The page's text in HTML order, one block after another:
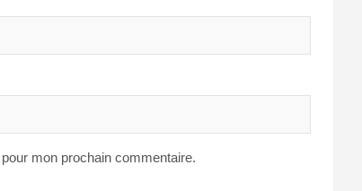
mon prochain commentaire.